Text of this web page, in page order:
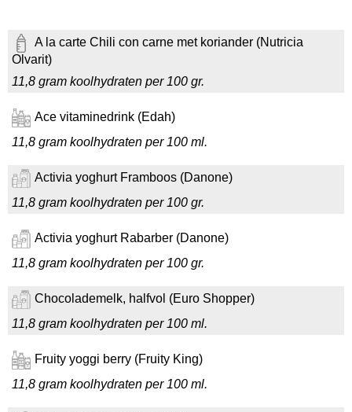
A la carte Chili con carne met koriander (Nutricia
Olvarit)
11,8 gram koolhydraten per 100 gr.
Ace vitaminedrink (Edah)
11,8 gram koolhydraten per 100 ml.
Activia yoghurt Framboos (Danone)
11,8 gram koolhydraten per 100 gr.
Activia yoghurt Rabarber (Danone)
11,8 gram koolhydraten per 100 gr.
Chocolademelk, halfvol (Euro Shopper)
11,8 gram koolhydraten per 100 ml.
Fruity yoggi berry (Fruity King)
11,8 gram koolhydraten per 100 ml.